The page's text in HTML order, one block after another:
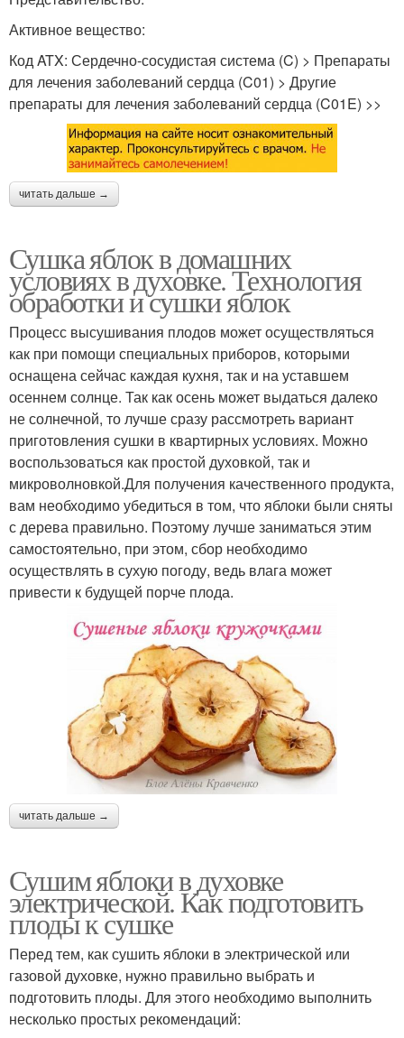
Активное вещество:
Код ATX: Сердечно-сосудистая система (C) > Препараты
для лечения заболеваний сердца (C01) > Другие
препараты для лечения заболеваний сердца (C01E) >>
читать дальше →
Сушка яблок в домашних
условиях в духовке. Технология
обработки и сушки яблок
Процесс высушивания плодов может осуществляться
как при помощи специальных приборов, которыми
оснащена сейчас каждая кухня, так и на уставшем
осеннем солнце. Так как осень может выдаться далеко
не солнечной, то лучше сразу рассмотреть вариант
приготовления сушки в квартирных условиях. Можно
воспользоваться как простой духовкой, так и
микроволновкой.Для получения качественного продукта,
вам необходимо убедиться в том, что яблоки были сняты
с дерева правильно. Поэтому лучше заниматься этим
самостоятельно, при этом, сбор необходимо
осуществлять в сухую погоду, ведь влага может
привести к будущей порче плода.
читать дальше →
Сушим яблоки в духовке
электрической. Как подготовить
плоды к сушке
Перед тем, как сушить яблоки в электрической или
газовой духовке, нужно правильно выбрать и
подготовить плоды. Для этого необходимо выполнить
несколько простых рекомендаций: